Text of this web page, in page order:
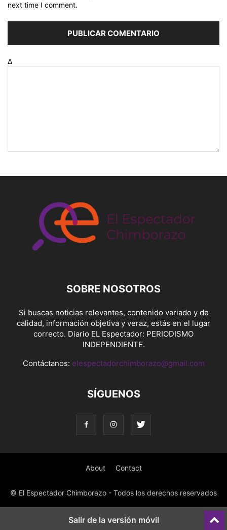
next time I comment.
Δ
SOBRE NOSOTROS
Si buscas noticias relevantes, contenido variado y de
calidad, información objetiva y veraz, estás en el lugar
correcto. Diario EL Espectador: PERIODISMO
INDEPENDIENTE.
Contáctanos: elespectadorchimborazo@gmail.com
SÍGUENOS
About Contact
© El Espectador Chimborazo - Todos los derechos reservados
Salir de la versión móvil